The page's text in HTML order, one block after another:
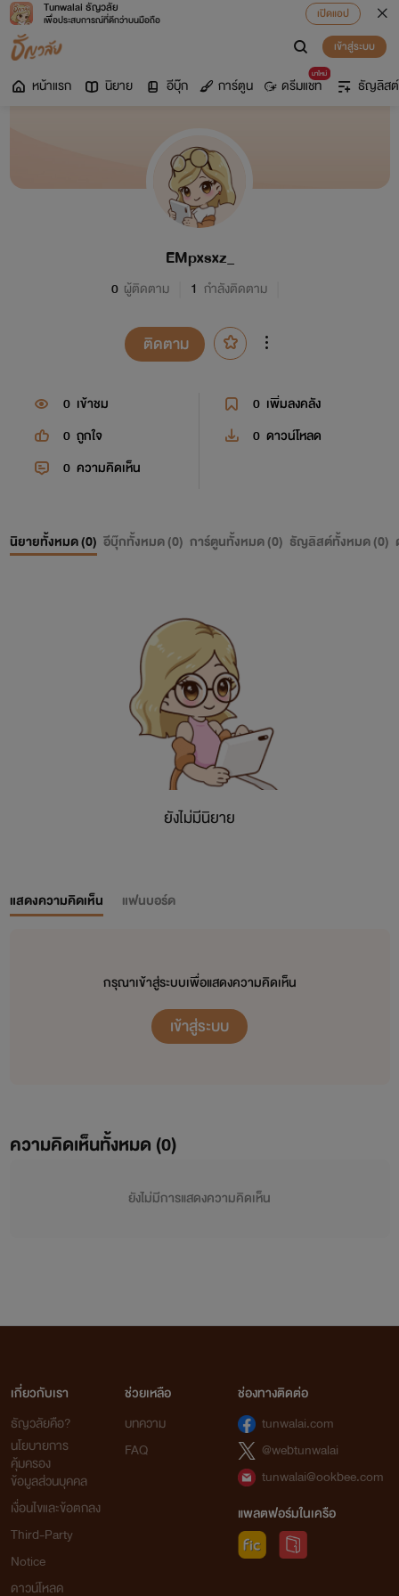
Tunwalai ธัญวลัย
เพื่อประสบการณ์ที่ดีกว่าบนมือถือ
เปิดแอป
เข้าสู่ระบบ
หน้าแรก นิยาย อีบุ๊ก การ์ตูน
มาใหม่
ดรีมแชท ธัญลิสต์
EMpxsxz_
0 ผู้ติดตาม 1 กำลังติดตาม
ติดตาม
0 เข้าชม 0 เพิ่มลงคลัง
0 ถูกใจ 0 ดาวน์โหลด
0 ความคิดเห็น
นิยายทั้งหมด (0) อีบุ๊กทั้งหมด (0) การ์ตูนทั้งหมด (0) ธัญลิสต์ทั้งหมด (0)
ยังไม่มีนิยาย
แสดงความคิดเห็น แฟนบอร์ด
กรุณาเข้าสู่ระบบเพื่อแสดงความคิดเห็น
เข้าสู่ระบบ
ความคิดเห็นทั้งหมด (0)
ยังไม่มีการแสดงความคิดเห็น
เกี่ยวกับเรา
ธัญวลัยคือ?
นโยบายการ
คุ้มครอง
ข้อมูลส่วนบุคคล
เงื่อนไขและข้อตกลง
Third-Party
Notice
ดาวน์โหลด
ช่วยเหลือ
บทความ
FAQ
ช่องทางติดต่อ
tunwalai.com
@webtunwalai
tunwalai@ookbee.com
แพลตฟอร์มในเครือ